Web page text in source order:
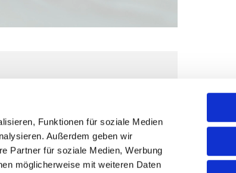
Funktionen für soziale Medien
Außerdem geben wir
Partner für soziale Medien, Werbung
möglicherweise mit weiteren Daten
index.ph...